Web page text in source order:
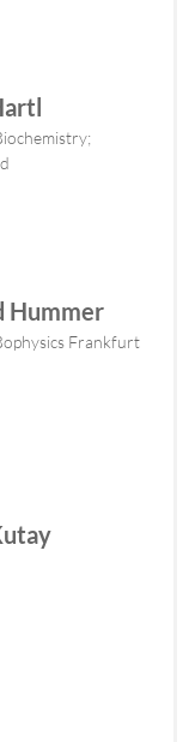
Hummer
Frankfurt